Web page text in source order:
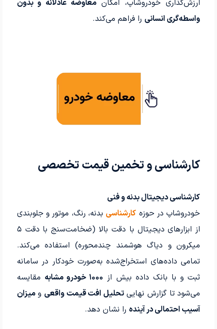
ارزش‌گذاری خودروشاپ، امکان معاوضه عادلانه و بدون
واسطه‌گری انسانی را فراهم می‌کند.
کارشناسی و تخمین قیمت تخصصی
کارشناسی دیجیتال بدنه و فنی
خودروشاپ در حوزه کارشناسی بدنه، رنگ، موتور و جلوبندی
از ابزارهای دیجیتال با دقت بالا (ضخامت‌سنج با دقت ۵
میکرون و دیاگ هوشمند چندمحوره) استفاده می‌کند.
تمامی داده‌های استخراج‌شده به‌صورت خودکار در سامانه
ثبت و با بانک داده بیش از ۱۰۰۰ خودرو مشابه
مقایسه
می‌شود تا گزارش نهاییتحلیل افت قیمت واقعی ومیزان
آسیب احتمالی در آینده را نشان دهد.